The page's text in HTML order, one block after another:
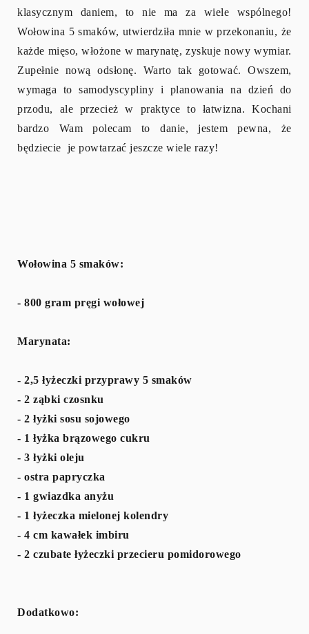
klasycznym daniem, to nie ma za wiele wspólnego!
Wołowina 5 smaków, utwierdziła mnie w przekonaniu, że
każde mięso, włożone w marynatę, zyskuje nowy wymiar.
Zupełnie nową odsłonę. Warto tak gotować. Owszem,
wymaga to samodyscypliny i planowania na dzień do
przodu, ale przecież w praktyce to łatwizna. Kochani
bardzo Wam polecam to danie, jestem pewna, że
będziecie je powtarzać jeszcze wiele razy!
Wołowina 5 smaków:
- 800 gram pręgi wołowej
Marynata:
- 2,5 łyżeczki przyprawy 5 smaków
- 2 ząbki czosnku
- 2 łyżki sosu sojowego
- 1 łyżka brązowego cukru
- 3 łyżki oleju
- ostra papryczka
- 1 gwiazdka anyżu
- 1 łyżeczka mielonej kolendry
- 4 cm kawałek imbiru
- 2 czubate łyżeczki przecieru pomidorowego
Dodatkowo: